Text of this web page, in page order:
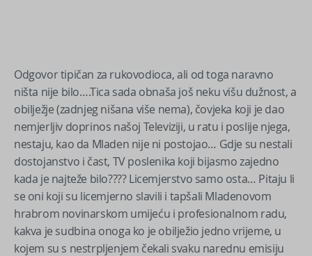
Odgovor tipičan za rukovodioca, ali od toga naravno
ništa nije bilo….Tica sada obnaša još neku višu dužnost, a
obilježje (zadnjeg nišana više nema), čovjeka koji je dao
nemjerljiv doprinos našoj Televiziji, u ratu i poslije njega,
nestaju, kao da Mladen nije ni postojao… Gdje su nestali
dostojanstvo i čast, TV poslenika koji bijasmo zajedno
kada je najteže bilo???? Licemjerstvo samo osta… Pitaju li
se oni koji su licemjerno slavili i tapšali Mladenovom
hrabrom novinarskom umijeću i profesionalnom radu,
kakva je sudbina onoga ko je obilježio jedno vrijeme, u
kojem su s nestrpljenjem čekali svaku narednu emisiju